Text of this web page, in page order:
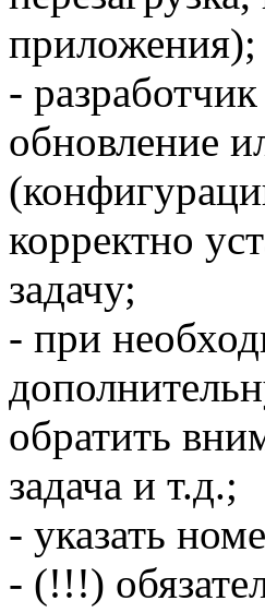
приложения);
-
обновление
корректно
задачу;
- при
обратить
задача и т.д.;
- указать
- (!!!)